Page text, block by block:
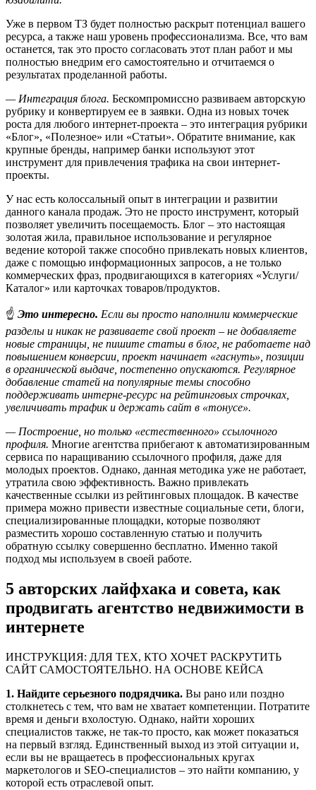
Уже в первом ТЗ будет полностью раскрыт потенциал вашего
ресурса, а также наш уровень профессионализма. Все, что вам
останется, так это просто согласовать этот план работ и мы
полностью внедрим его самостоятельно и отчитаемся о
результатах проделанной работы.
— Интеграция блога. Бескомпромиссно развиваем авторскую
рубрику и конвертируем ее в заявки. Одна из новых точек
роста для любого интернет-проекта – это интеграция рубрики
«Блог», «Полезное» или «Статьи». Обратите внимание, как
крупные бренды, например банки используют этот
инструмент для привлечения трафика на свои интернет-
проекты.
У нас есть колоссальный опыт в интеграции и развитии
данного канала продаж. Это не просто инструмент, который
позволяет увеличить посещаемость. Блог – это настоящая
золотая жила, правильное использование и регулярное
ведение которой также способно привлекать новых клиентов,
даже с помощью информационных запросов, а не только
коммерческих фраз, продвигающихся в категориях «Услуги/
Каталог» или карточках товаров/продуктов.
☝️ Это интересно. Если вы просто наполнили коммерческие
разделы и никак не развиваете свой проект – не добавляете
новые страницы, не пишите статьи в блог, не работаете над
повышением конверсии, проект начинает «гаснуть», позиции
в органической выдаче, постепенно опускаются. Регулярное
добавление статей на популярные темы способно
поддерживать интерне-ресурс на рейтинговых строчках,
увеличивать трафик и держать сайт в «тонусе».
— Построение, но только «естественного» ссылочного
профиля. Многие агентства прибегают к автоматизированным
сервиса по наращиванию ссылочного профиля, даже для
молодых проектов. Однако, данная методика уже не работает,
утратила свою эффективность. Важно привлекать
качественные ссылки из рейтинговых площадок. В качестве
примера можно привести известные социальные сети, блоги,
специализированные площадки, которые позволяют
разместить хорошо составленную статью и получить
обратную ссылку совершенно бесплатно. Именно такой
подход мы используем в своей работе.
5 авторских лайфхака и совета, как
продвигать агентство недвижимости в
интернете
ИНСТРУКЦИЯ: ДЛЯ ТЕХ, КТО ХОЧЕТ РАСКРУТИТЬ
САЙТ САМОСТОЯТЕЛЬНО. НА ОСНОВЕ КЕЙСА
1. Найдите серьезного подрядчика. Вы рано или поздно
столкнетесь с тем, что вам не хватает компетенции. Потратите
время и деньги вхолостую. Однако, найти хороших
специалистов также, не так-то просто, как может показаться
на первый взгляд. Единственный выход из этой ситуации и,
если вы не вращаетесь в профессиональных кругах
маркетологов и SEO-специалистов – это найти компанию, у
которой есть отраслевой опыт.